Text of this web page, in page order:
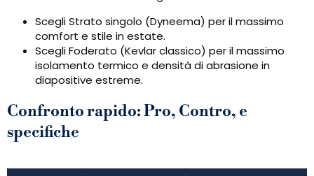
Scegli Strato singolo (Dyneema) per il massimo
comfort e stile in estate.
Scegli Foderato (Kevlar classico) per il massimo
isolamento termico e densità di abrasione in
diapositive estreme.
Confronto rapido: Pro, Contro, e
specifiche